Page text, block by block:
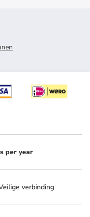
per year
verbinding